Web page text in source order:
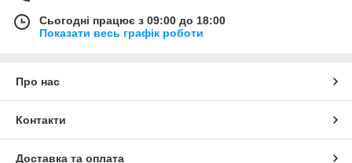
Сьогодні працює з 09:00 до 18:00
Показати весь графік роботи
Про нас
Контакти
Доставка та оплата